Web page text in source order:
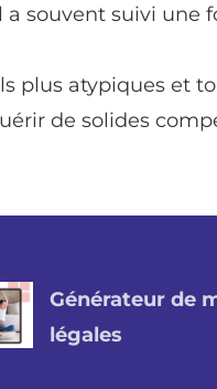
souvent suivi
plus atypiques et
de solides
Générateur de
légales